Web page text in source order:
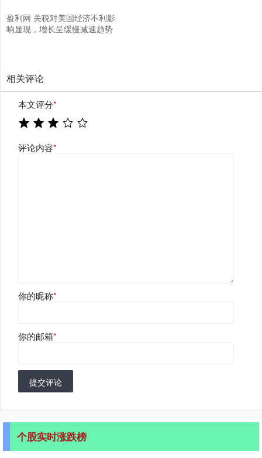
盈利网 关税对美国经济不利影
响显现，增长呈缓慢减速趋势
相关评论
本文评分*
评论内容*
你的昵称*
你的邮箱*
提交评论
个股实时涨跌榜